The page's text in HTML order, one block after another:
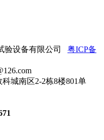
验设备有限公司 粤ICP备
城南区2-2栋8楼801单